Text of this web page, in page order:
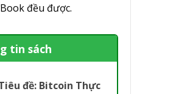
đều được.
tin sách
đề: Bitcoin Thực